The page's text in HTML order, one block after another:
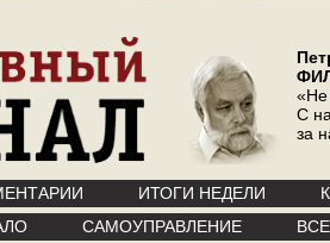
«Не
С
за
ИТОГИ НЕДЕЛИ
САМОУПРАВЛЕНИЕ